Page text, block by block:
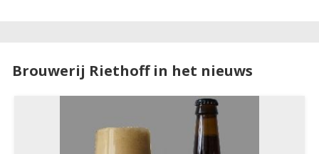
Brouwerij Riethoff in het nieuws